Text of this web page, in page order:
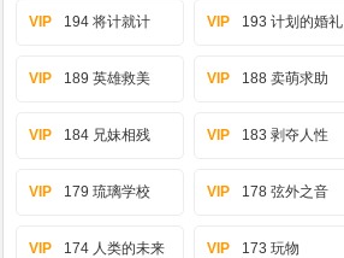
VIP 194 将计就计 VIP 193 计划的婚礼
VIP 189 英雄救美 VIP 188 卖萌求助
VIP 184 兄妹相残 VIP 183 剥夺人性
VIP 179 琉璃学校 VIP 178 弦外之音
VIP 174 人类的未来 VIP 173 玩物